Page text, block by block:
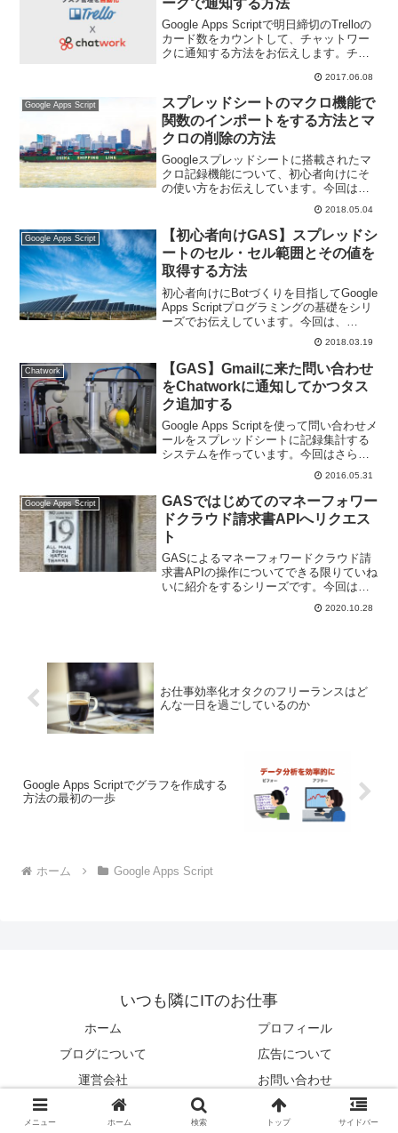
Google Apps Scriptで明日締切のTrelloの
カード数をカウントして、チャットワー
クに通知する方法をお伝えします。チャ
をする場合の締切忘れなどを防げます。
2017.06.08
Google Apps Script
スプレッドシートのマクロ機能で
関数のインポートをする方法とマ
クロの削除の方法
Googleスプレッドシートに搭載されたマ
クロ記録機能について、初心者向けにそ
の使い方をお伝えしています。今回は作
成した関数をマクロとして登録する方法
と、マクロを削除する方法についてお伝
えしていきます。
2018.05.04
Google Apps Script
【初心者向けGAS】スプレッドシ
ートのセル・セル範囲とその値を
取得する方法
初心者向けにBotづくりを目指してGoogle
Apps Scriptプログラミングの基礎をシリ
ーズでお伝えしています。今回は、
Rangeオブジェクト、つまりセルやセル
範囲とその値を取得する方法です。
2018.03.19
Chatwork
【GAS】Gmailに来た問い合わせ
をChatworkに通知してかつタス
ク追加する
Google Apps Scriptを使って問い合わせメ
ールをスプレッドシートに記録集計する
システムを作っています。今回はさらに
問い合わせメールの通知をChatworkに送
りつつタスクも立てる方法です。
2016.05.31
Google Apps Script
GASではじめてのマネーフォワー
ドクラウド請求書APIへリクエス
ト
GASによるマネーフォワードクラウド請
求書APIの操作についてできる限りていね
いに紹介をするシリーズです。今回は、
GASではじめてのマネーフォワードクラ
ウド請求書APIへリクエストについてお伝
2020.10.28
お仕事効率化オタクのフリーランスはど
んな一日を過ごしているのか
Google Apps Scriptでグラフを作成する
方法の最初の一歩
ホーム Google Apps Script
いつも隣にITのお仕事
ホーム
プロフィール
ブログについて
広告について
運営会社
お問い合わせ
Copyright © 2015-2026 いつも隣にITのお仕事 All Rights Reserved.
メニュー ホーム 検索 トップ サイドバー